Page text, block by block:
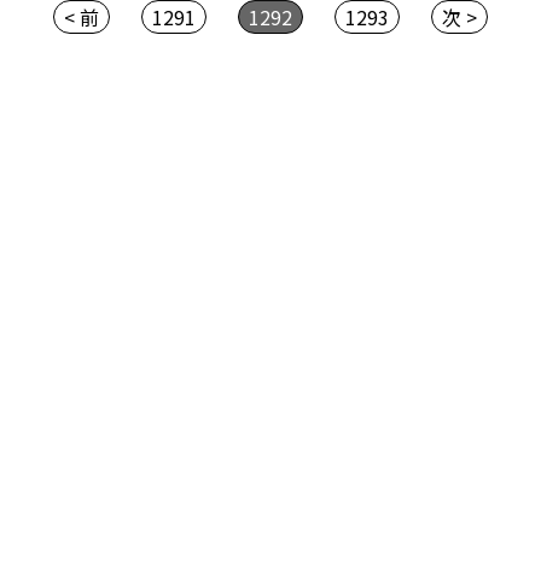
< 前 1291 1292 1293 次 >